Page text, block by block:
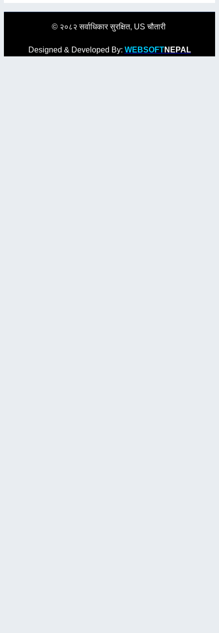
© २०८२ सर्वाधिकार सुरक्षित, US चौतारी
Designed & Developed By: WEBSOFTNEPAL